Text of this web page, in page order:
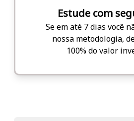
Estude com
Se em até 7 dias você
nossa metodologia,
100% do valor